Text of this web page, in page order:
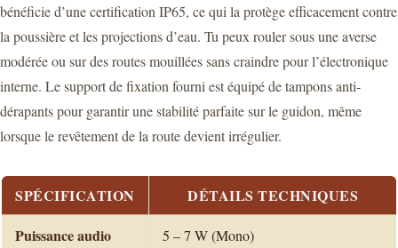
bénéficie d’une certification IP65, ce qui la protège efficacement contre
la poussière et les projections d’eau. Tu peux rouler sous une averse
modérée ou sur des routes mouillées sans craindre pour l’électronique
interne. Le support de fixation fourni est équipé de tampons anti-
dérapants pour garantir une stabilité parfaite sur le guidon, même
lorsque le revêtement de la route devient irrégulier.
SPÉCIFICATION
DÉTAILS TECHNIQUES
Puissance audio
5 – 7 W (Mono)